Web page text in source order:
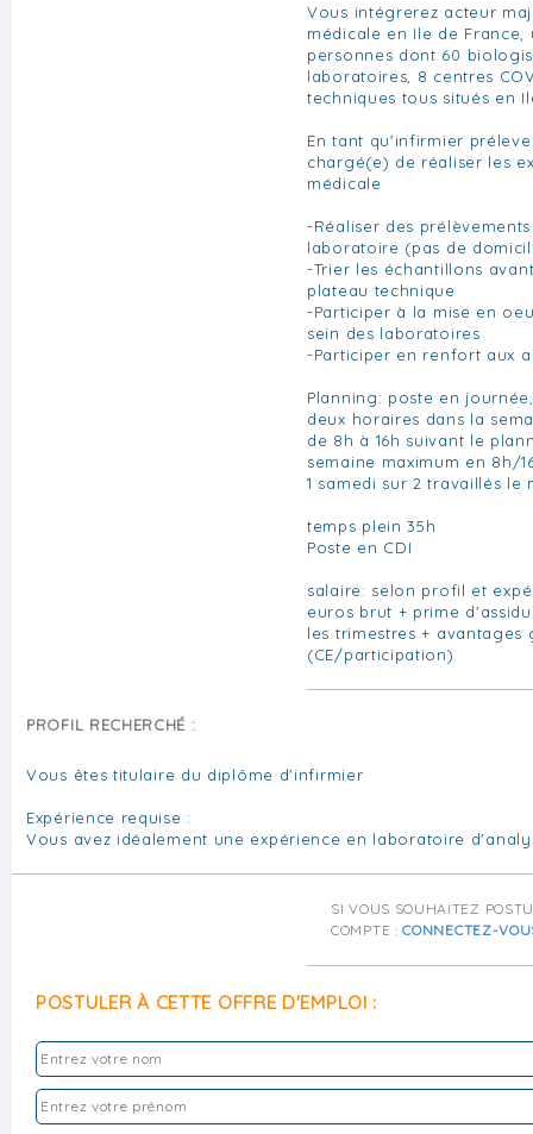
Vous intégrerez acteur
médicale en Ile de France,
personnes dont 60
laboratoires, 8 centres
techniques tous situés en
En tant qu'infirmier
chargé(e) de réaliser les
médicale
-Réaliser des
laboratoire (pas de
-Trier les échantillons
plateau technique
-Participer à la mise en
sein des laboratoires
-Participer en renfort aux
Planning: poste en
deux horaires dans la
de 8h à 16h suivant le
semaine maximum en 8h/
1 samedi sur 2 travaillés le
temps plein 35h
Poste en CDI
salaire: selon profil et
euros brut + prime
les trimestres + avantages
(CE/participation)
PROFIL RECHERCHÉ :
Vous êtes titulaire du diplôme d'infirmier
Expérience requise :
Vous avez idéalement une expérience en laboratoire
SI VOUS SOUHAITEZ
COMPTE :CONNECTEZ-
POSTULER À CETTE OFFRE D'EMPLOI :